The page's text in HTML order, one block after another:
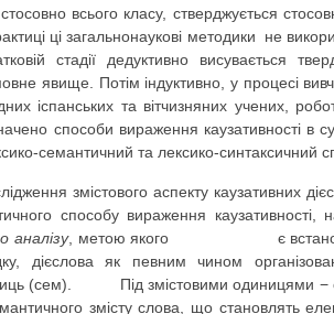
всього класу, стверджується
ці загальнонаукові методики не
стадії дедуктивно висувається
явище. Потім індуктивно, у процесі
іспанських та вітчизняних учених,
способи вираження каузативності в
семантичний та лексико-синтаксичний
змістового аспекту каузативних
способу вираження каузативності,
аналізу, метою якого є
дієслова як певним чином
(сем). Під змістовими одиницями −
змісту слова, що становлять